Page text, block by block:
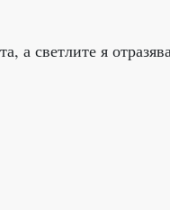
а светлите я